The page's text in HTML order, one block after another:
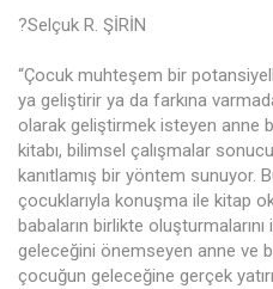
?Selçuk R. ŞİRİN
“Çocuk muhteşem bir
ya geliştirir ya da farkına
olarak geliştirmek isteyen anne
kitabı, bilimsel çalışmalar
kanıtlamış bir yöntem sunuyor.
çocuklarıyla konuşma ile kitap
babaların birlikte
geleceğini önemseyen anne ve
çocuğun geleceğine gerçek